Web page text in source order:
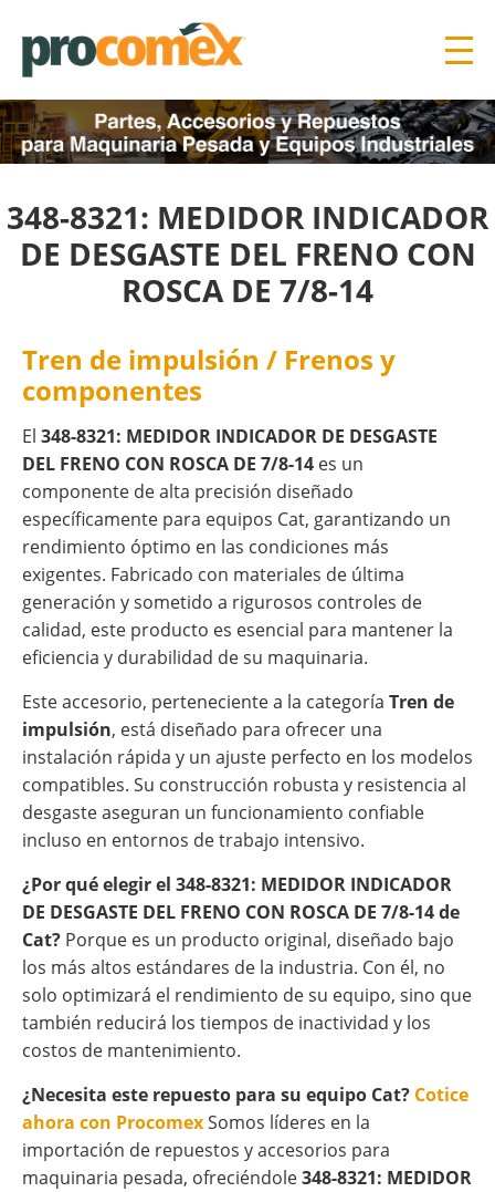
348-8321: MEDIDOR INDICADOR
DE DESGASTE DEL FRENO CON
ROSCA DE 7/8-14
Tren de impulsión / Frenos y
componentes
El 348-8321: MEDIDOR INDICADOR DE DESGASTE
DEL FRENO CON ROSCA DE 7/8-14 es un
componente de alta precisión diseñado
específicamente para equipos Cat, garantizando un
rendimiento óptimo en las condiciones más
exigentes. Fabricado con materiales de última
generación y sometido a rigurosos controles de
calidad, este producto es esencial para mantener la
eficiencia y durabilidad de su maquinaria.
Este accesorio, perteneciente a la categoría Tren de
impulsión, está diseñado para ofrecer una
instalación rápida y un ajuste perfecto en los modelos
compatibles. Su construcción robusta y resistencia al
desgaste aseguran un funcionamiento confiable
incluso en entornos de trabajo intensivo.
¿Por qué elegir el 348-8321: MEDIDOR INDICADOR
DE DESGASTE DEL FRENO CON ROSCA DE 7/8-14 de
Cat? Porque es un producto original, diseñado bajo
los más altos estándares de la industria. Con él, no
solo optimizará el rendimiento de su equipo, sino que
también reducirá los tiempos de inactividad y los
costos de mantenimiento.
¿Necesita este repuesto para su equipo Cat? Cotice
ahora con ProcomexSomos líderes en la
importación de repuestos y accesorios para
maquinaria pesada, ofreciéndole348-8321: MEDIDOR